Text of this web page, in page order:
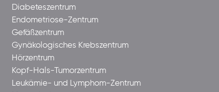
Diabeteszentrum
Endometriose-Zentrum
Gefäßzentrum
Gynäkologisches Krebszentrum
Hörzentrum
Kopf-Hals-Tumorzentrum
Leukämie- und Lymphom-Zentrum